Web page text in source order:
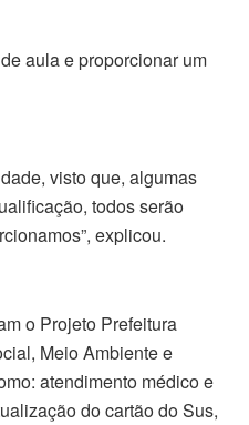
aula e proporcionar um
visto que, algumas
todos serão
explicou.
o Projeto Prefeitura
Meio Ambiente e
atendimento médico e
do cartão do Sus,